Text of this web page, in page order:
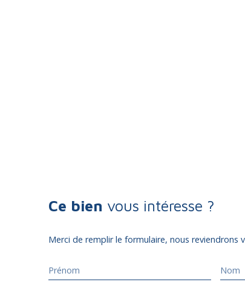
Ce bien vous intéresse ?
Merci de remplir le formulaire, nous reviendrons
Prénom Nom